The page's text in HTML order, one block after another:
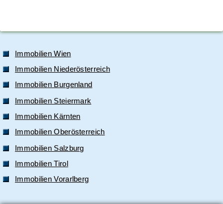
Immobilien Wien
Immobilien Niederösterreich
Immobilien Burgenland
Immobilien Steiermark
Immobilien Kärnten
Immobilien Oberösterreich
Immobilien Salzburg
Immobilien Tirol
Immobilien Vorarlberg